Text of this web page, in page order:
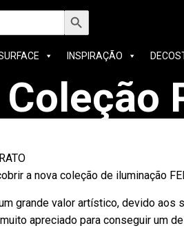
Search Button
INSPIRAÇÃO
Coleção
a nova coleção de iluminação
grande valor artístico, devido
apreciado para conseguir um